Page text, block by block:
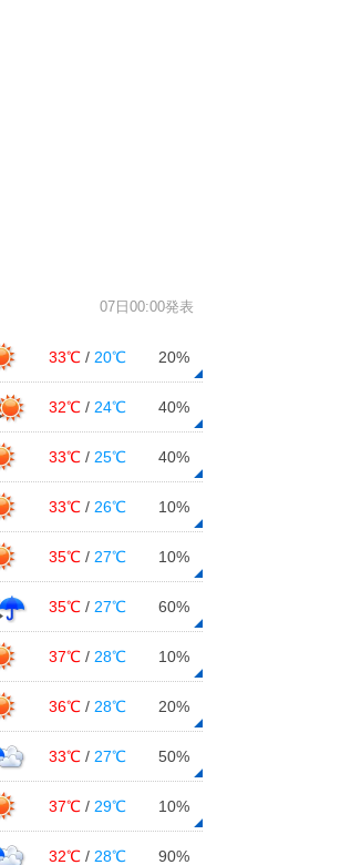
07日00:00発表
33℃ / 20℃ 20%
32℃ / 24℃ 40%
33℃ / 25℃ 40%
33℃ / 26℃ 10%
35℃ / 27℃ 10%
35℃ / 27℃ 60%
37℃ / 28℃ 10%
36℃ / 28℃ 20%
33℃ / 27℃ 50%
37℃ / 29℃ 10%
32℃ / 28℃ 90%